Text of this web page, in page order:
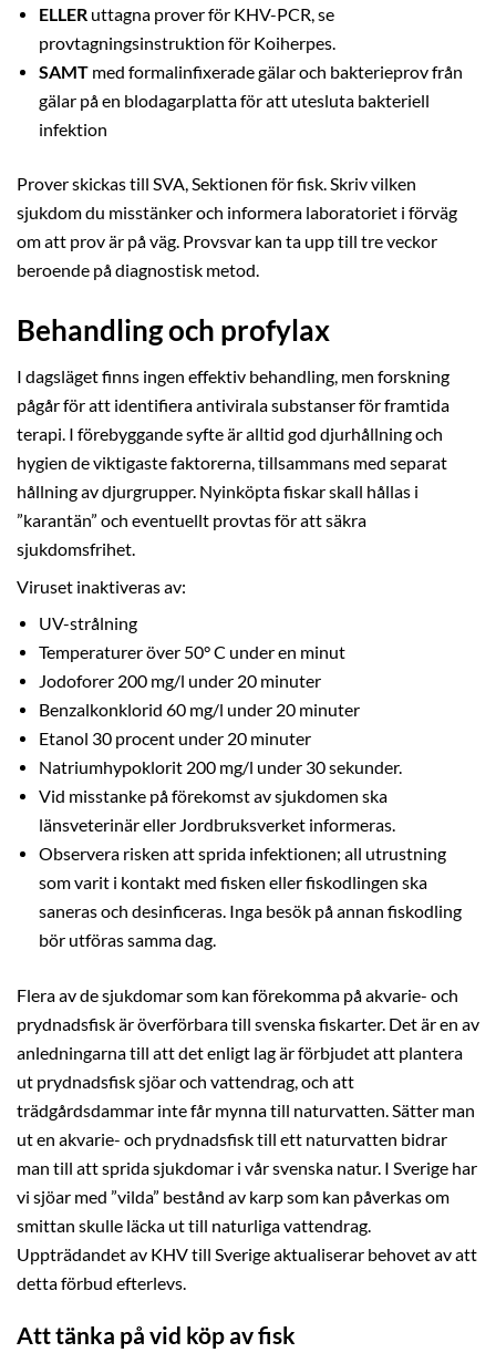
ELLER uttagna prover för KHV-PCR, se
provtagningsinstruktion för Koiherpes.
SAMT med formalinfixerade gälar och bakterieprov från
gälar på en blodagarplatta för att utesluta bakteriell
infektion
Prover skickas till SVA, Sektionen för fisk. Skriv vilken
sjukdom du misstänker och informera laboratoriet i förväg
om att prov är på väg. Provsvar kan ta upp till tre veckor
beroende på diagnostisk metod.
Behandling och profylax
I dagsläget finns ingen effektiv behandling, men forskning
pågår för att identifiera antivirala substanser för framtida
terapi. I förebyggande syfte är alltid god djurhållning och
hygien de viktigaste faktorerna, tillsammans med separat
hållning av djurgrupper. Nyinköpta fiskar skall hållas i
”karantän” och eventuellt provtas för att säkra
sjukdomsfrihet.
Viruset inaktiveras av:
UV-strålning
Temperaturer över 50° C under en minut
Jodoforer 200 mg/l under 20 minuter
Benzalkonklorid 60 mg/l under 20 minuter
Etanol 30 procent under 20 minuter
Natriumhypoklorit 200 mg/l under 30 sekunder.
Vid misstanke på förekomst av sjukdomen ska
länsveterinär eller Jordbruksverket informeras.
Observera risken att sprida infektionen; all utrustning
som varit i kontakt med fisken eller fiskodlingen ska
saneras och desinficeras. Inga besök på annan fiskodling
bör utföras samma dag.
Flera av de sjukdomar som kan förekomma på akvarie- och
prydnadsfisk är överförbara till svenska fiskarter. Det är en av
anledningarna till att det enligt lag är förbjudet att plantera
ut prydnadsfisk sjöar och vattendrag, och att
trädgårdsdammar inte får mynna till naturvatten. Sätter man
ut en akvarie- och prydnadsfisk till ett naturvatten bidrar
man till att sprida sjukdomar i vår svenska natur. I Sverige har
vi sjöar med ”vilda” bestånd av karp som kan påverkas om
smittan skulle läcka ut till naturliga vattendrag.
Uppträdandet av KHV till Sverige aktualiserar behovet av att
detta förbud efterlevs.
Att tänka på vid köp av fisk